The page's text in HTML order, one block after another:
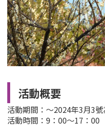
活動概要
活動期間：～2024年3月3
活動時間：9：00～17：00